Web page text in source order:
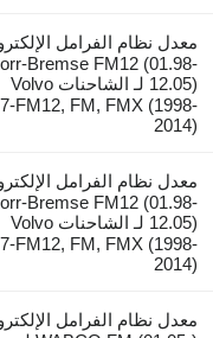
نظام الفرامل الإلكترونية
Knorr-Bremse FM12
12.05) لـ الشاحنات Volvo
FM7-FM12, FM, FMX
نظام الفرامل الإلكترونية
Knorr-Bremse FM12
12.05) لـ الشاحنات Volvo
FM7-FM12, FM, FMX
نظام الفرامل الإلكترونية